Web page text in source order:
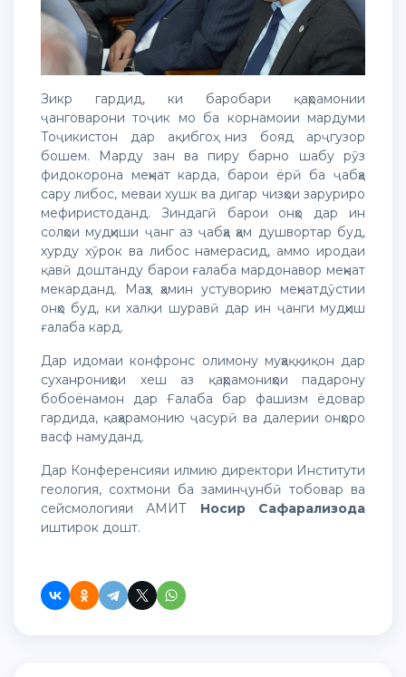
Зикр гардид, ки баробари қаҳрамонии
ҷанговарони тоҷик мо ба корнамоии мардуми
Тоҷикистон дар ақибгоҳ низ бояд арҷгузор
бошем. Марду зан ва пиру барно шабу рӯз
фидокорона меҳнат карда, барои ёрӣ ба ҷабҳа
сару либос, меваи хушк ва дигар чизҳои заруриро
мефиристоданд. Зиндагӣ барои онҳо дар ин
солҳои мудҳиши ҷанг аз ҷабҳа ҳам душвортар буд,
хурду хӯрок ва либос намерасид, аммо иродаи
қавӣ доштанду барои ғалаба мардонавор меҳнат
мекарданд. Маҳз ҳамин устуворию меҳнатдӯстии
онҳо буд, ки халқи шуравӣ дар ин ҷанги мудҳиш
ғалаба кард.
Дар идомаи конфронс олимону муҳаққиқон дар
суханрониҳои хеш аз қаҳрамониҳои падарону
бобоёнамон дар Ғалаба бар фашизм ёдовар
гардида, қаҳарамонию ҷасурӣ ва далерии онҳоро
васф намуданд.
Дар Конференсияи илмию директори Институти
геология, сохтмони ба заминҷунбӣ тобовар ва
сейсмологияи АМИТ Носир Сафарализода
иштирок дошт.